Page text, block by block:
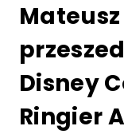
Disney
Ringier